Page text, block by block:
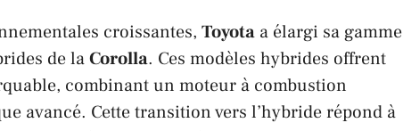
croissantes, Toyota a élargi sa gamme
de laCorolla. Ces modèles hybrides offrent
combinant un moteur à combustion
avancé. Cette transition vers l’hybride répond à